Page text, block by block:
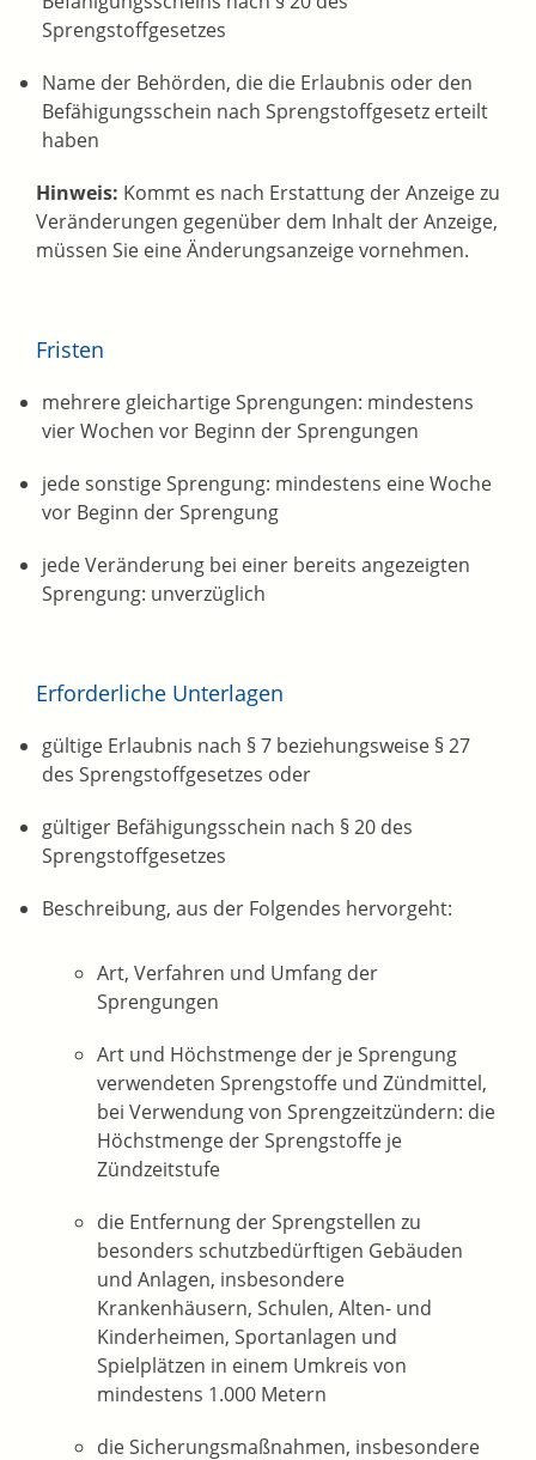
Sprengstoffgesetzes
Name der Behörden, die die Erlaubnis oder den
Befähigungsschein nach Sprengstoffgesetz erteilt
haben
Hinweis: Kommt es nach Erstattung der Anzeige zu
Veränderungen gegenüber dem Inhalt der Anzeige,
müssen Sie eine Änderungsanzeige vornehmen.
Fristen
mehrere gleichartige Sprengungen: mindestens
vier Wochen vor Beginn der Sprengungen
jede sonstige Sprengung: mindestens eine Woche
vor Beginn der Sprengung
jede Veränderung bei einer bereits angezeigten
Sprengung: unverzüglich
Erforderliche Unterlagen
gültige Erlaubnis nach § 7 beziehungsweise § 27
des Sprengstoffgesetzes oder
gültiger Befähigungsschein nach § 20 des
Sprengstoffgesetzes
Beschreibung, aus der Folgendes hervorgeht:
Art, Verfahren und Umfang der
Sprengungen
Art und Höchstmenge der je Sprengung
verwendeten Sprengstoffe und Zündmittel,
bei Verwendung von Sprengzeitzündern: die
Höchstmenge der Sprengstoffe je
Zündzeitstufe
die Entfernung der Sprengstellen zu
besonders schutzbedürftigen Gebäuden
und Anlagen, insbesondere
Krankenhäusern, Schulen, Alten- und
Kinderheimen, Sportanlagen und
Spielplätzen in einem Umkreis von
mindestens 1.000 Metern
die Sicherungsmaßnahmen, insbesondere